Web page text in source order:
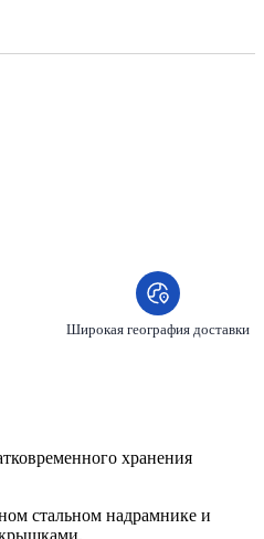
Широкая география доставки
хранения
стальном надрамнике и
крышками.